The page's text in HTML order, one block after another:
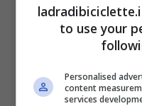
Arrivarono ironie,
tempo ribalta i
rosa in una
to use your
Personalised
content
services